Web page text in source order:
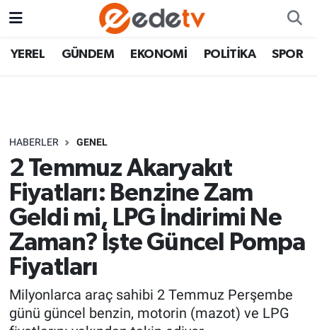
YEREL GÜNDEM EKONOMİ POLİTİKA SPOR
HABERLER GENEL
2 Temmuz Akaryakıt
Fiyatları: Benzine Zam
Geldi mi, LPG İndirimi Ne
Zaman? İşte Güncel Pompa
Fiyatları
Milyonlarca araç sahibi 2 Temmuz Perşembe
günü güncel benzin, motorin (mazot) ve LPG